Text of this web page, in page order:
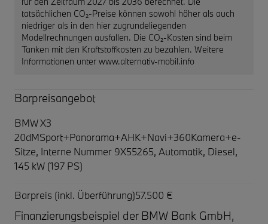
tatsächlichen CO₂-Preise können sowohl höher als auch
niedriger als in den hier zugrundeliegenden
Modellrechnungen ausfallen. Die CO₂-Kosten sind beim
Tanken mit den Kraftstoffkosten zu bezahlen. Weitere
Informationen unter www.alternativ-mobil.info
Barpreisangebot
BMW X3
20dMSport+Panorama+AHK+Navi+360Kamera+e-
Sitze, Interne Nummer 9X55265, Automatik, Diesel,
145 kW (197 PS)
Barpreis (inkl. Überführung)57.500 €
Finanzierungsbeispiel der BMW Bank GmbH,